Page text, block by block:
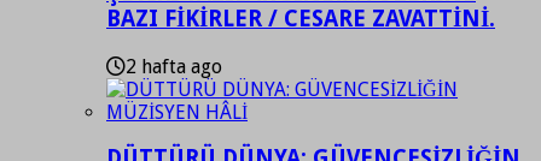
BAZI FİKİRLER / CESARE ZAVATTİNİ.
2 hafta ago